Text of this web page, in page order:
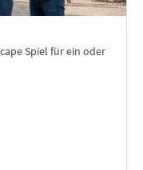
Spiel für ein oder